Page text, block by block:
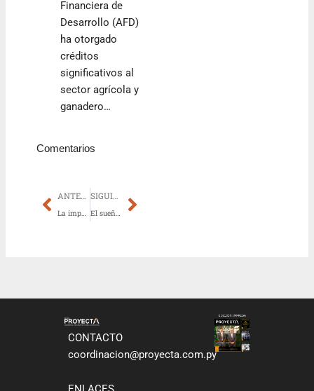
Financiera de
Desarrollo (AFD)
ha otorgado
créditos
significativos al
sector agrícola y
ganadero…
Comentarios
Prev SIGUIENTE Next
CONTACTO
coordinacion@proyecta.com.py